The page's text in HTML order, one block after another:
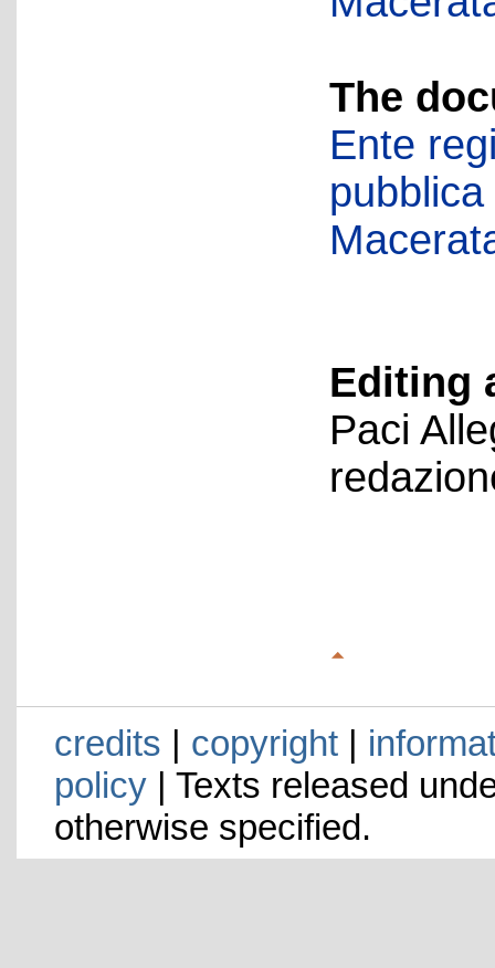
The
Ente
Editing
Paci
credits | copyright|
policy| Texts released
otherwise specified.